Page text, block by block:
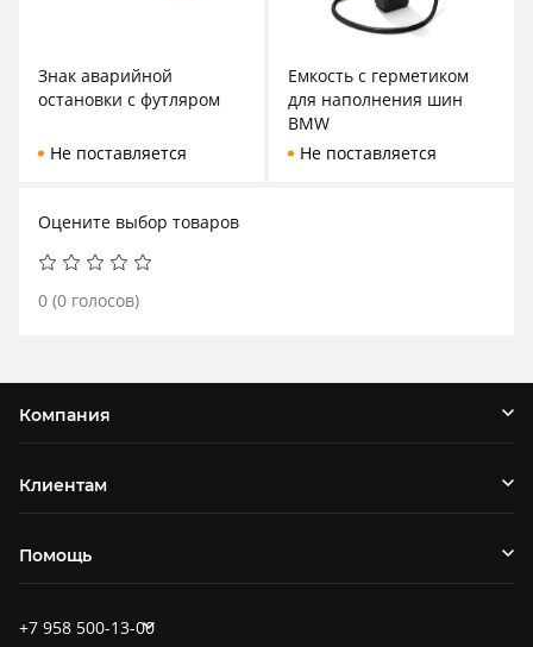
Знак аварийной
остановки c футляром
Не поставляется
Емкость с герметиком
для наполнения шин
BMW
Не поставляется
Оцените выбор товаров
0 (0 голосов)
Компания
Клиентам
Помощь
+7 958 500-13-00